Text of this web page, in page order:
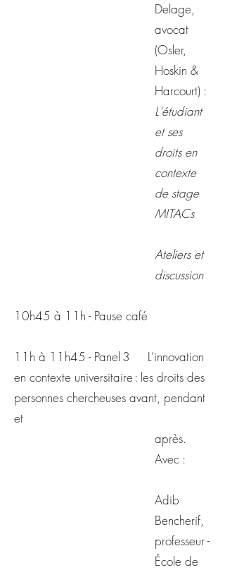
Delage,
avocat
(Osler,
Hoskin &
Harcourt) :
L'étudiant
et ses
droits en
contexte
de stage
MITACs
Ateliers et
discussion
10h45 à 11h - Pause café
11h à 11h45 - Panel 3 L’innovation
en contexte universitaire : les droits des
personnes chercheuses avant, pendant
et
après.
Avec :
Adib
Bencherif,
professeur -
École de